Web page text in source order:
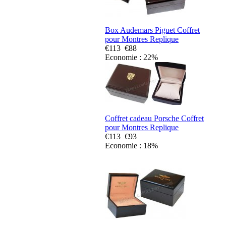
Box Audemars Piguet Coffret
pour Montres Replique
€113 €88
Economie : 22%
Coffret cadeau Porsche Coffret
pour Montres Replique
€113 €93
Economie : 18%